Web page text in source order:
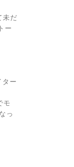
未だ
ー
ター
モ
っ